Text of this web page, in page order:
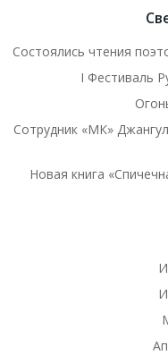
Состоялись чтения
I Фестиваль
Сотрудник «МК»
Новая книга